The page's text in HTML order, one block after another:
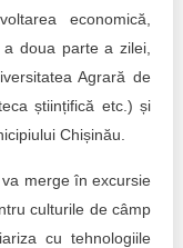
economică,
doua parte a zilei,
Agrară de
științifică etc.) și
Chișinău.
merge în excursie
culturile de câmp
cu tehnologiile